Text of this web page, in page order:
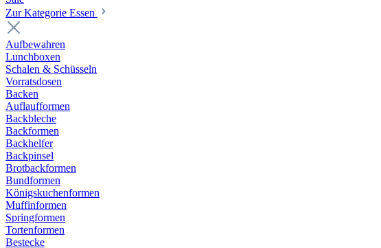
Zur Kategorie Essen
Aufbewahren
Lunchboxen
Schalen & Schüsseln
Vorratsdosen
Backen
Auflaufformen
Backbleche
Backformen
Backhelfer
Backpinsel
Brotbackformen
Bundformen
Königskuchenformen
Muffinformen
Springformen
Tortenformen
Bestecke